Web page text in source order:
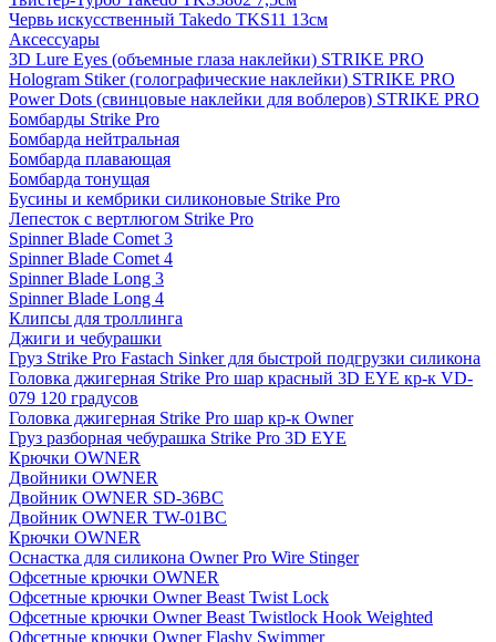
Червь искусственный Takedo TKS11 13см
Аксессуары
3D Lure Eyes (объемные глаза наклейки) STRIKE PRO
Hologram Stiker (голографические наклейки) STRIKE PRO
Power Dots (свинцовые наклейки для воблеров) STRIKE PRO
Бомбарды Strike Pro
Бомбарда нейтральная
Бомбарда плавающая
Бомбарда тонущая
Бусины и кембрики силиконовые Strike Pro
Лепесток с вертлюгом Strike Pro
Spinner Blade Comet 3
Spinner Blade Comet 4
Spinner Blade Long 3
Spinner Blade Long 4
Клипсы для троллинга
Джиги и чебурашки
Груз Strike Pro Fastach Sinker для быстрой подгрузки силикона
Головка джигерная Strike Pro шар красный 3D EYE кр-к VD-
079 120 градусов
Головка джигерная Strike Pro шар кр-к Owner
Груз разборная чебурашка Strike Pro 3D EYE
Крючки OWNER
Двойники OWNER
Двойник OWNER SD-36BC
Двойник OWNER TW-01BC
Крючки OWNER
Оснастка для силикона Owner Pro Wire Stinger
Офсетные крючки OWNER
Офсетные крючки Owner Beast Twist Lock
Офсетные крючки Owner Beast Twistlock Hook Weighted
Офсетные крючки Owner Flashy Swimmer